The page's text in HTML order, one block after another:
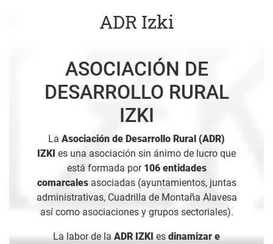
ADR Izki
ASOCIACIÓN DE
DESARROLLO RURAL
IZKI
La Asociación de Desarrollo Rural (ADR)
IZKI es una asociación sin ánimo de lucro que
está formada por 106 entidades
comarcalesasociadas (ayuntamientos, juntas
administrativas, Cuadrilla de Montaña Alavesa
así como asociaciones y grupos sectoriales).
La labor de la ADR IZKI es dinamizar e